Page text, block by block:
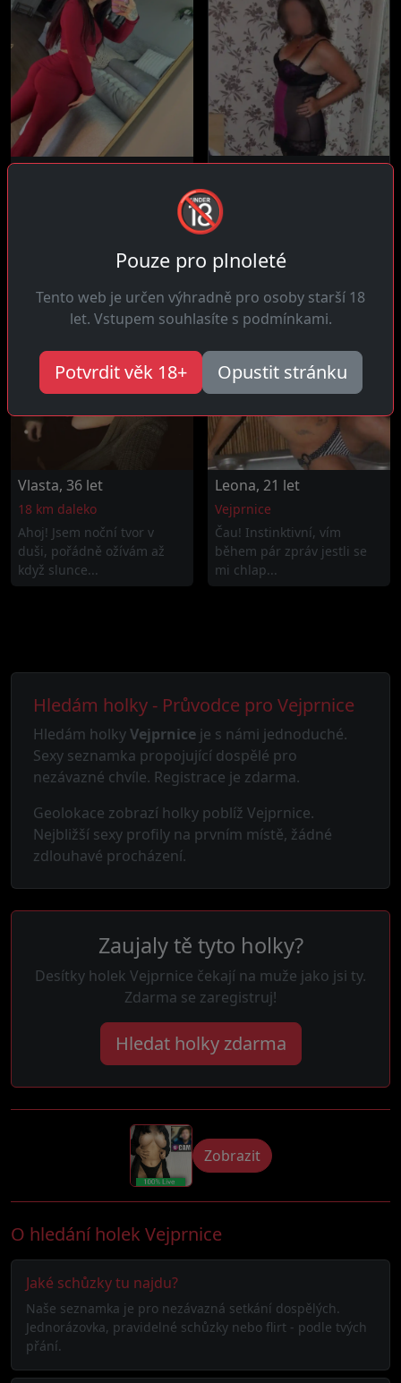
Vejprnice
Dobrý den! Trpělivá a ráda
Vlasta, 36 let
18 km daleko
Ahoj! Jsem noční tvor v
duši, pořádně ožívám až
když slunce...
Leona, 21 let
Vejprnice
Čau! Instinktivní, vím
během pár zpráv jestli se
mi chlap...
Hledám holky - Průvodce pro Vejprnice
Hledám holkyVejprnice je s námi jednoduché.
Sexy seznamka propojující dospělé pro
nezávazné chvíle. Registrace je zdarma.
Geolokace zobrazí holky poblíž Vejprnice.
Nejbližší sexy profily na prvním místě, žádné
zdlouhavé procházení.
Zaujaly tě tyto holky?
Desítky holek Vejprnice čekají na muže jako jsi ty.
Zdarma se zaregistruj!
Hledat holky zdarma
Zobrazit
O hledání holek Vejprnice
Jaké schůzky tu najdu?
Naše seznamka je pro nezávazná setkání dospělých.
Jednorázovka, pravidelné schůzky nebo flirt - podle tvých
přání.
🔞
Pouze pro plnoleté
Tento web je určen výhradně pro osoby starší 18
let. Vstupem souhlasíte s podmínkami.
Potvrdit věk 18+ Opustit stránku